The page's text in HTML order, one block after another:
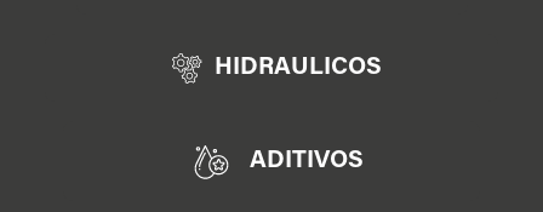
HIDRAULICOS
ADITIVOS